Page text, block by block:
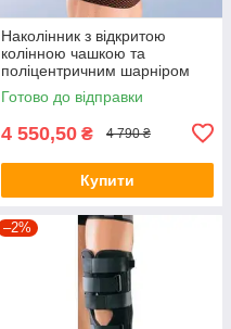
Наколінник з відкритою
колінною чашкою та
поліцентричним шарніром
Rodisil 9107 Orliman, Іспанія
Готово до відправки
4 550,50 ₴ 4 790 ₴
Купити
–2%